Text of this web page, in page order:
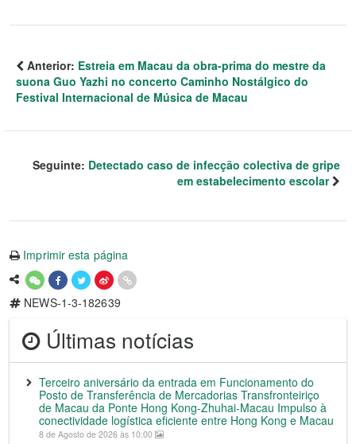
Anterior: Estreia em Macau da obra-prima do mestre da
suona Guo Yazhi no concerto Caminho Nostálgico do
Festival Internacional de Música de Macau
Seguinte: Detectado caso de infecção colectiva de gripe
em estabelecimento escolar
Imprimir esta página
NEWS-1-3-182639
Últimas notícias
Terceiro aniversário da entrada em Funcionamento do
Posto de Transferência de Mercadorias Transfronteiriço
de Macau da Ponte Hong Kong-Zhuhai-Macau Impulso à
conectividade logística eficiente entre Hong Kong e Macau
8 de Agosto de 2026 às 10:00